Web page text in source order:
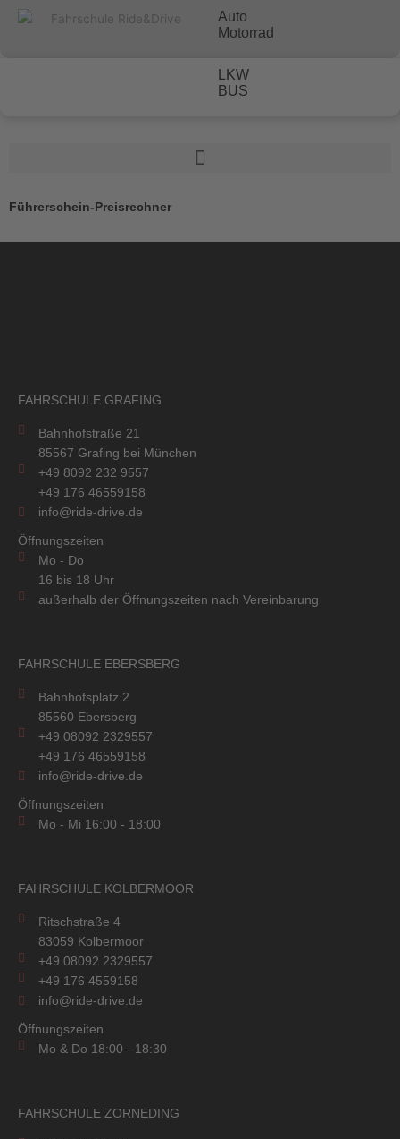
Zum
Auto
Motorrad
LKW
BUS
Führerschein-Preisrechner
FAHRSCHULE GRAFING
Bahnhofstraße 21
85567 Grafing bei München
+49 8092 232 9557
+49 176 46559158
info@ride-drive.de
Öffnungszeiten
Mo - Do
16 bis 18 Uhr
außerhalb der Öffnungszeiten nach Vereinbarung
FAHRSCHULE EBERSBERG
Bahnhofsplatz 2
85560 Ebersberg
+49 08092 2329557
+49 176 46559158
info@ride-drive.de
Öffnungszeiten
Mo - Mi 16:00 - 18:00
FAHRSCHULE KOLBERMOOR
Ritschstraße 4
83059 Kolbermoor
+49 08092 2329557
+49 176 4559158
info@ride-drive.de
Öffnungszeiten
Mo & Do 18:00 - 18:30
FAHRSCHULE ZORNEDING